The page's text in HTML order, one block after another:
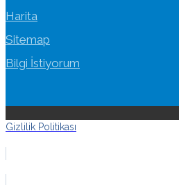
Harita
Sitemap
Bilgi İstiyorum
Gizlilik Politikası